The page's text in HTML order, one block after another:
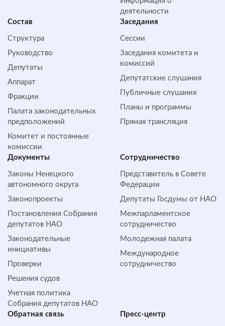
деятельности
Состав
Структура
Руководство
Депутаты
Аппарат
Фракции
Палата законодательных
предположений
Комитет и постоянные
комиссии
Заседания
Сессии
Заседания комитета и
комиссий
Депутатские слушания
Публичные слушания
Планы и программы
Прямая трансляция
Документы
Законы Ненецкого
автономного округа
Законопроекты
Постановления Собрания
депутатов НАО
Законодательные
инициативы
Проверки
Решения судов
Учетная политика
Собрания депутатов НАО
Сотрудничество
Представитель в Совете
Федерации
Депутаты Госдумы от НАО
Межпарламентское
сотрудничество
Молодежная палата
Международное
сотрудничество
Обратная cвязь Пресс-центр